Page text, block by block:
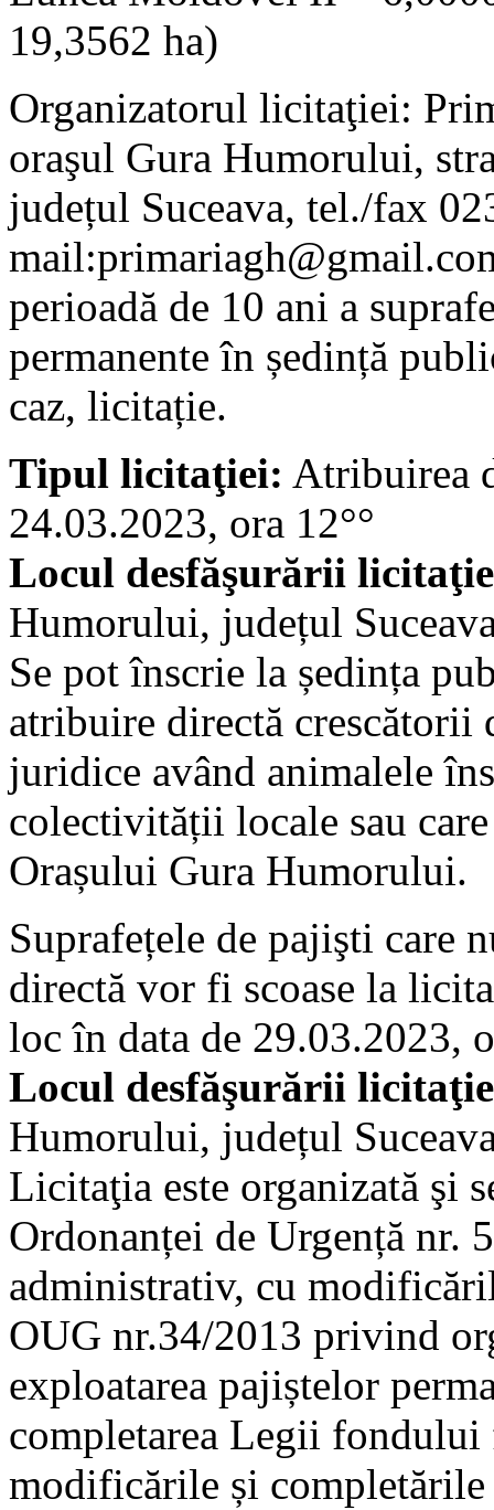
19,3562 ha)
Organizatorul licitaţiei:
oraşul Gura Humorului,
județul Suceava, tel./fax
perioadă de 10 ani a
permanente în ședință
caz, licitație.
Tipul licitaţiei: Atribuirea
24.03.2023, ora 12°°
Locul desfăşurării
Humorului, județul
Se pot înscrie la ședința
atribuire directă crescătorii
juridice având animalele
colectivității locale sau
Orașului Gura Humorului.
Suprafețele de pajişti care
directă vor fi scoase la
loc în data de 29.03.2023,
Locul desfăşurării
Humorului, județul
Licitaţia este organizată şi
Ordonanței de Urgență nr.
administrativ, cu
OUG nr.34/2013 privind
exploatarea pajiștelor
completarea Legii
modificările și